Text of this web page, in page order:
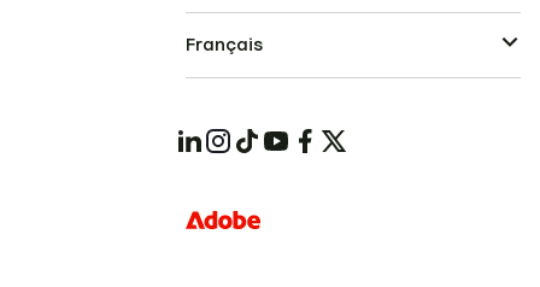
Français